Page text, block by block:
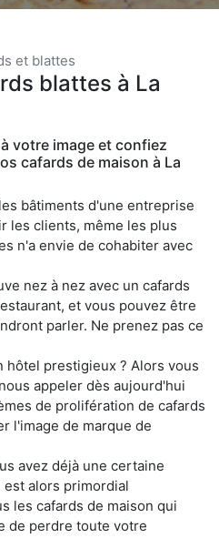
et blattes
blattes à La
votre image et confiez
cafards de maison à La
bâtiments d'une entreprise
les clients, même les plus
n'a envie de cohabiter avec
nez à nez avec un cafards
et vous pouvez être
parler. Ne prenez pas ce
hôtel prestigieux ? Alors vous
appeler dès aujourd'hui
de prolifération de cafards
l'image de marque de
avez déjà une certaine
alors primordial
les cafards de maison qui
de perdre toute votre